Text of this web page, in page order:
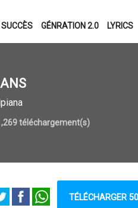
GÉNRATION 2.0 LYRICS
téléchargement(s)
TÉLÉCHARGER